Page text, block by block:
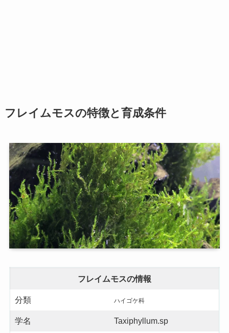
フレイムモスの特徴と育成条件
フレイムモスの情報
分類 ハイゴケ科
学名 Taxiphyllum.sp